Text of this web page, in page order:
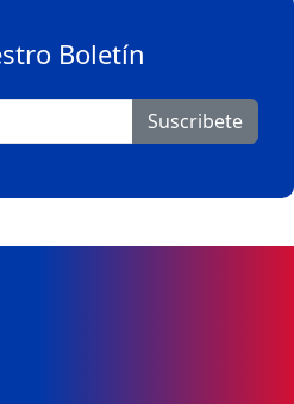
Boletín
Suscribete